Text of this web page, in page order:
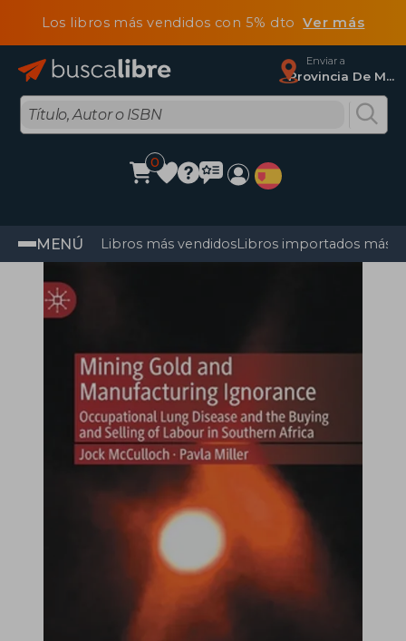
Los libros más vendidos con 5% dtoVer más
Enviar a
Provincia De Madrid
0
MENÚ Libros más vendidosLibros importados más